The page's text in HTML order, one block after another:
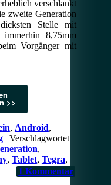
verschlankt
zweite Generation
Stelle mit
immerhin 8,75mm
Vorgänger mit
>>
, Android,
| Verschlagwortet
,
, Tablet, Tegra,
1 Kommentar